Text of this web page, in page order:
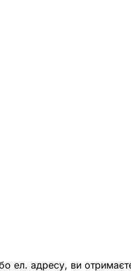
ел. адресу, ви